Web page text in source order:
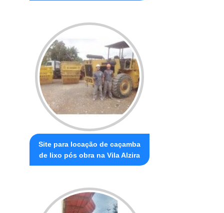
Site para locação de caçamba
de lixo pós obra na Vila Alzira